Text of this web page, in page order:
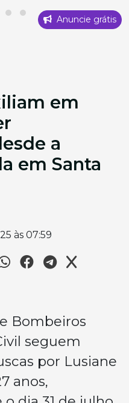
Anuncie grátis
em
a
em Santa
às 07:59
Bombeiros
seguem
por Lusiane
anos,